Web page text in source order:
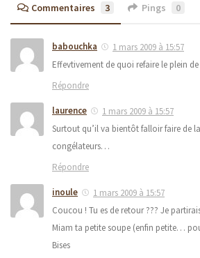
Commentaires 3 Pings 0
babouchka
1 mars 2009 à 15:57
Effevtivement de quoi refaire le plein
Répondre
laurence
1 mars 2009 à 15:57
Surtout qu’il va bientôt falloir faire de
congélateurs…
Répondre
inoule
1 mars 2009 à 15:57
Coucou ! Tu es de retour ??? Je
Miam ta petite soupe (enfin petite…
Bises